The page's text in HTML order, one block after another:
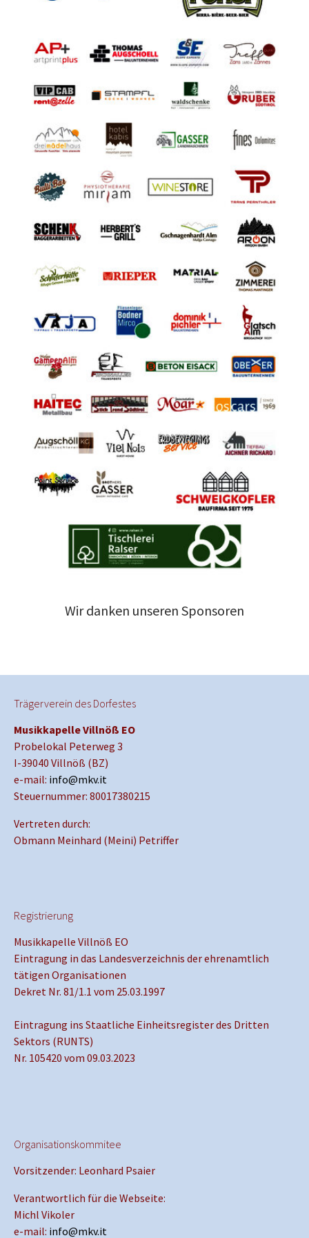
Wir danken unseren Sponsoren
Trägerverein des Dorfestes
Musikkapelle Villnöß EO
Probelokal Peterweg 3
I-39040 Villnöß (BZ)
e-mail: info@mkv.it
Steuernummer: 80017380215
Vertreten durch:
Obmann Meinhard (Meini) Petriffer
Registrierung
Musikkapelle Villnöß EO
Eintragung in das Landesverzeichnis der ehrenamtlich
tätigen Organisationen
Dekret Nr. 81/1.1 vom 25.03.1997
Eintragung ins Staatliche Einheitsregister des Dritten
Sektors (RUNTS)
Nr. 105420 vom 09.03.2023
Organisationskommitee
Vorsitzender: Leonhard Psaier
Verantwortlich für die Webseite:
Michl Vikoler
e-mail: info@mkv.it